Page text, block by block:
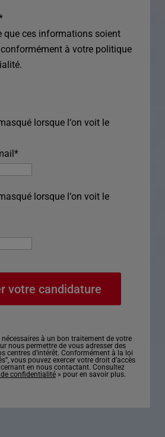
que ces informations soient
à votre politique
lorsque l‘on voit le
*
lorsque l‘on voit le
à un bon traitement de votre
nous permettre de vous adresser des
centres d’intérêt. Conformément à la loi
vous pouvez exercer votre droit d’accès
en nous contactant. Consultez
confidentialité » pour en savoir plus.